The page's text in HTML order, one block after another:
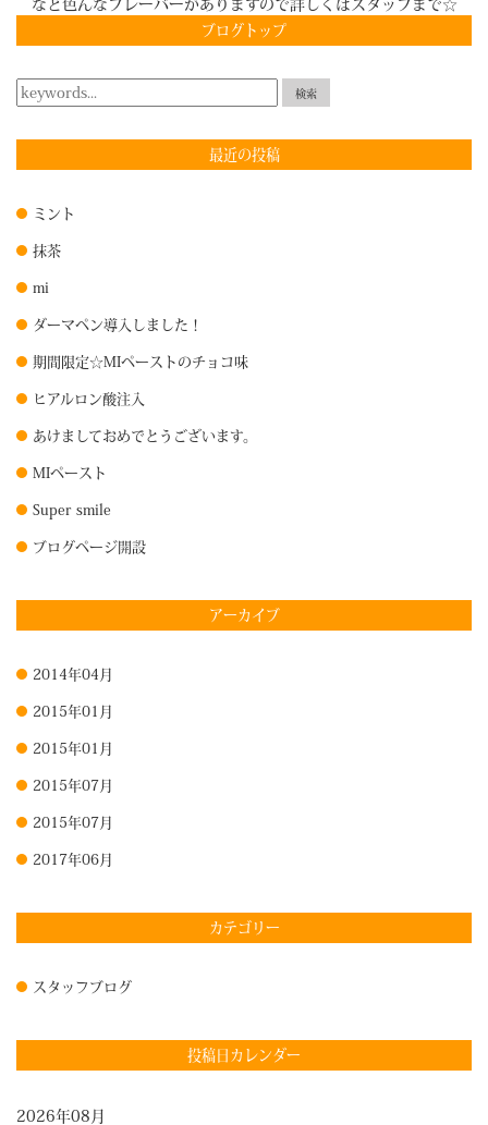
など色んなフレーバーがありますので詳しくはスタッフまで☆
ブログトップ
検索
最近の投稿
ミント
抹茶
mi
ダーマペン導入しました！
期間限定☆MIペーストのチョコ味
ヒアルロン酸注入
あけましておめでとうございます。
MIペースト
Super smile
ブログページ開設
アーカイブ
2014年04月
2015年01月
2015年01月
2015年07月
2015年07月
2017年06月
カテゴリー
スタッフブログ
投稿日カレンダー
2026年08月